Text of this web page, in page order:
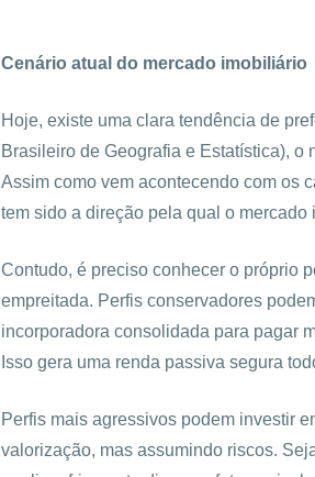
Cenário atual do mercado imobiliário
Hoje, existe uma clara tendência de
Brasileiro de Geografia e Estatística), o
Assim como vem acontecendo com os
tem sido a direção pela qual o mercado
Contudo, é preciso conhecer o próprio
empreitada. Perfis conservadores
incorporadora consolidada para pagar
Isso gera uma renda passiva segura
Perfis mais agressivos podem investir
valorização, mas assumindo riscos.